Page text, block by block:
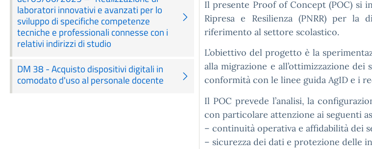
laboratori innovativi e avanzati per lo
sviluppo di specifiche competenze
tecniche e professionali connesse con i
relativi indirizzi di studio
DM 38 - Acquisto dispositivi digitali in
comodato d'uso al personale docente
Il presente Proof of Concept (POC) si
Ripresa e Resilienza (PNRR) per la
riferimento al settore scolastico.
L’obiettivo del progetto è la
alla migrazione e all’ottimizzazione
conformità con le linee guida AgID e i
Il POC prevede l’analisi, la
con particolare attenzione ai seguenti
– continuità operativa e affidabilità dei
– sicurezza dei dati e protezione delle